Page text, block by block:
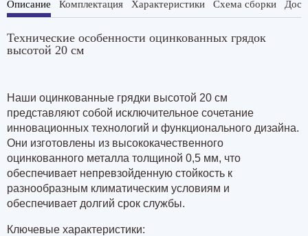
Описание Комплектация Характеристики Схема сборки
Технические особенности оцинкованных грядок
высотой 20 см
Наши оцинкованные грядки высотой 20 см
представляют собой исключительное сочетание
инновационных технологий и функционального дизайна.
Они изготовлены из высококачественного
оцинкованного металла толщиной 0,5 мм, что
обеспечивает непревзойденную стойкость к
разнообразным климатическим условиям и
обеспечивает долгий срок службы.
Ключевые характеристики: